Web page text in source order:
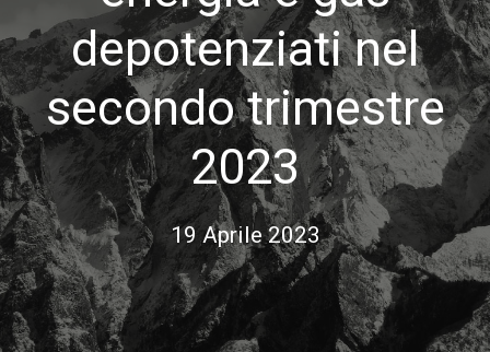
depotenziati nel
secondo trimestre
2023
19 Aprile 2023